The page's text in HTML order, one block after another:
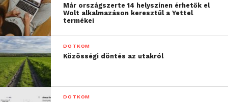
tanulság, hogy nem lehet
mindenkit egy kalap alá
venni, és ha a vásárlói
élménybe fektet valaki, a
vásárlók viszonozni is
fogják azt a hűségükkel.”
Már országszerte 14 helyszínen érhetők el
Wolt alkalmazáson keresztül a Yettel
termékei
DOTKOM
Közösségi döntés az utakról
DOTKOM